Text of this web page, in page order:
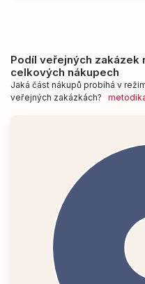
Podíl veřejných zakázek
celkových nákupech
Jaká část nákupů probíhá v
veřejných zakázkách?